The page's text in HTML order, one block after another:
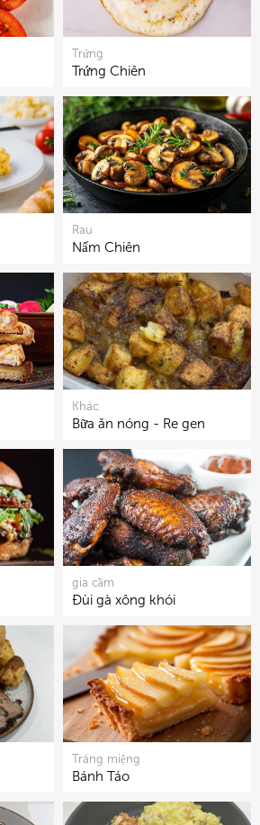
Trứng
Trứng Chiên
Rau
Nấm Chiên
Khác
Bữa ăn nóng - Re gen
gia cầm
Đùi gà xông khói
Tráng miệng
Bánh Táo